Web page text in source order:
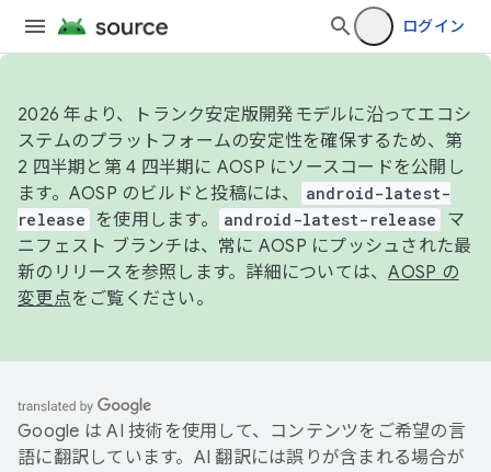
ログイン
2026 年より、トランク安定版開発モデルに沿ってエコシ
ステムのプラットフォームの安定性を確保するため、第
2 四半期と第 4 四半期に AOSP にソースコードを公開し
ます。AOSP のビルドと投稿には、
android-latest-
release
を使用します。 android-latest-release
マ
ニフェスト ブランチは、常に AOSP にプッシュされた最
新のリリースを参照します。詳細については、AOSP の
変更点をご覧ください。
Google は AI 技術を使用して、コンテンツをご希望の言
語に翻訳しています。AI 翻訳には誤りが含まれる場合が